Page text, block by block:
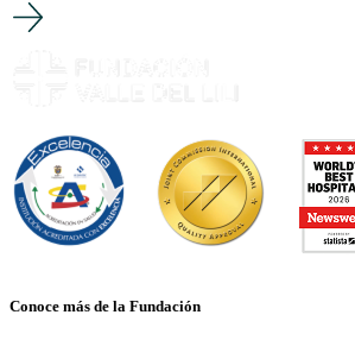
Conoce más de la Fundación